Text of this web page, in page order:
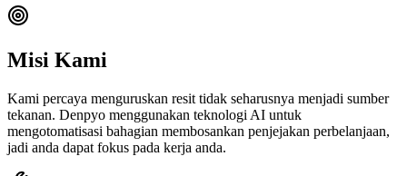
Misi Kami
Kami percaya menguruskan resit tidak seharusnya menjadi sumber
tekanan. Denpyo menggunakan teknologi AI untuk
mengotomatisasi bahagian membosankan penjejakan perbelanjaan,
jadi anda dapat fokus pada kerja anda.